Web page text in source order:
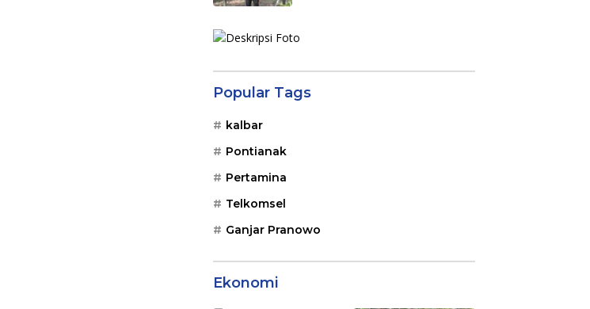
Popular Tags
kalbar
Pontianak
Pertamina
Telkomsel
Ganjar Pranowo
Ekonomi